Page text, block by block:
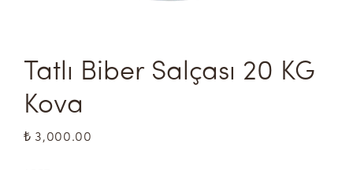
Tatlı Biber Salçası 20 KG
Kova
₺ 3,000.00